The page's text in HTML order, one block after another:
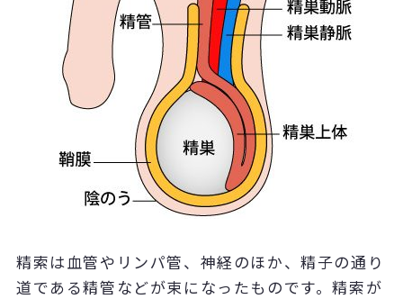
精索は血管やリンパ管、神経のほか、精子の通り
道である精管などが束になったものです。精索が